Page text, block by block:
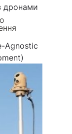
дронами
Agnostic